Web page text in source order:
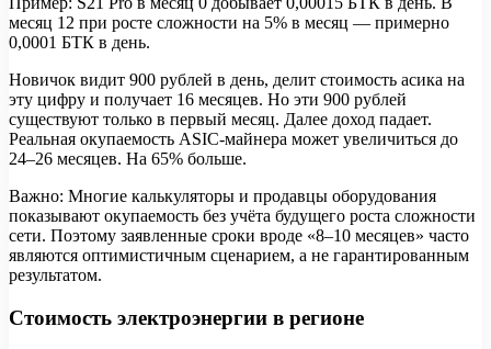
месяц 12 при росте сложности на 5% в месяц — примерно
0,0001 БТК в день.
Новичок видит 900 рублей в день, делит стоимость асика на
эту цифру и получает 16 месяцев. Но эти 900 рублей
существуют только в первый месяц. Далее доход падает.
Реальная окупаемость ASIC-майнера может увеличиться до
24–26 месяцев. На 65% больше.
Важно: Многие калькуляторы и продавцы оборудования
показывают окупаемость без учёта будущего роста сложности
сети. Поэтому заявленные сроки вроде «8–10 месяцев» часто
являются оптимистичным сценарием, а не гарантированным
результатом.
Стоимость электроэнергии в регионе